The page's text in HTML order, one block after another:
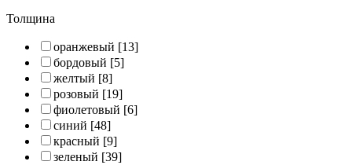
Толщина
оранжевый [13]
бордовый [5]
желтый [8]
розовый [19]
фиолетовый [6]
синий [48]
красный [9]
зеленый [39]